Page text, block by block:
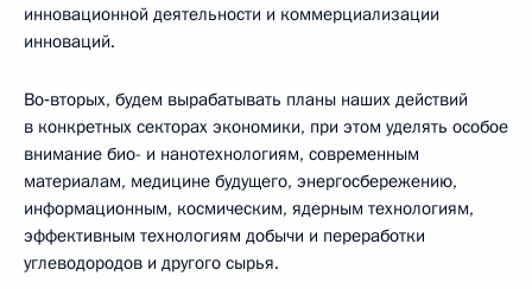
инновационной деятельности и коммерциализации
инноваций.
Во‑вторых, будем вырабатывать планы наших действий
в конкретных секторах экономики, при этом уделять особое
внимание био- и нанотехнологиям, современным
материалам, медицине будущего, энергосбережению,
информационным, космическим, ядерным технологиям,
эффективным технологиям добычи и переработки
углеводородов и другого сырья.